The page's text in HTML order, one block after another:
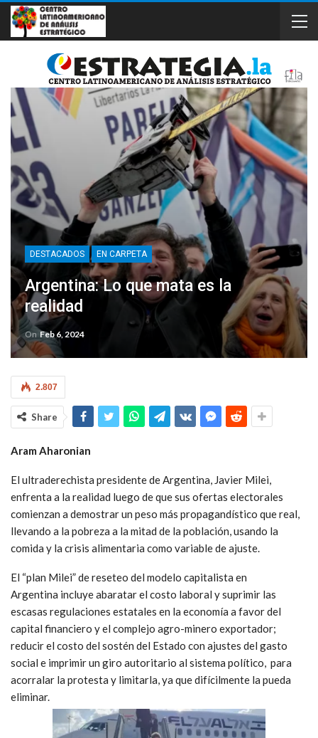
DESTACADOS EN CARPETA
Argentina: Lo que mata es la
realidad
On Feb 6, 2024
2.807
Share
Aram Aharonian
El ultraderechista presidente de Argentina, Javier Milei,
enfrenta a la realidad luego de que sus ofertas electorales
comienzan a demostrar un peso más propagandístico que real,
llevando a la pobreza a la mitad de la población, usando la
comida y la crisis alimentaria como variable de ajuste.
El “plan Milei” de reseteo del modelo capitalista en
Argentina incluye abaratar el costo laboral y suprimir las
escasas regulaciones estatales en la economía a favor del
capital financiero y el complejo agro-minero exportador;
reducir el costo del sostén del Estado con ajustes del gasto
social e imprimir un giro autoritario al sistema político, para
acorralar la protesta y limitarla, ya que difícilmente la pueda
eliminar.